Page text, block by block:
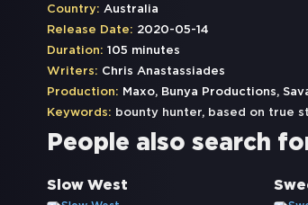
Country: Australia
Release Date: 2020-05-14
Duration: 105 minutes
Writers: Chris Anastassiades
Production: Maxo, Bunya Productions,
Keywords: bounty hunter, based on true
People also search
Slow West